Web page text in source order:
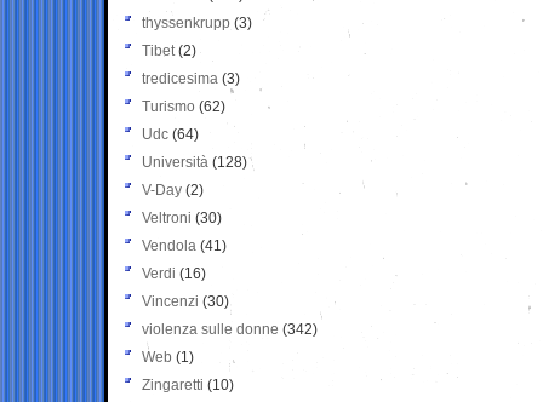
thyssenkrupp (3)
Tibet(2)
tredicesima (3)
Turismo (62)
Udc (64)
Università (128)
V-Day (2)
Veltroni (30)
Vendola (41)
Verdi (16)
Vincenzi (30)
violenza sulle donne (342)
Web (1)
Zingaretti (10)